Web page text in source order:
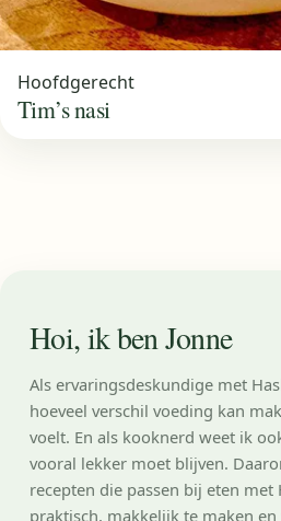
Hoofdgerecht
Tim’s nasi
Hoi, ik ben Jonne
Als ervaringsdeskundige met
hoeveel verschil voeding kan
voelt. En als kooknerd weet ik
vooral lekker moet blijven.
recepten die passen bij eten met
praktisch, makkelijk te maken en